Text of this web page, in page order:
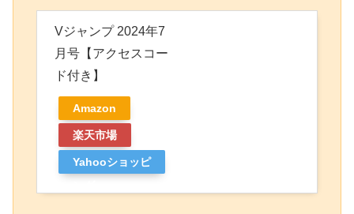
Vジャンプ 2024年7
月号【アクセスコー
ド付き】
Amazon
楽天市場
Yahooショッピ